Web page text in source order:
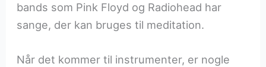
bands som Pink Floyd og Radiohead har
sange, der kan bruges til meditation.
Når det kommer til instrumenter, er nogle